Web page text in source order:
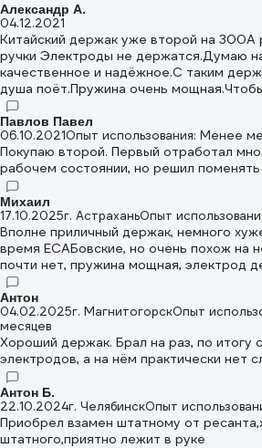
Александр А.
04.12.2021
Китайский держак уже второй на 300А
ручки Электроды не держатся.Думаю
качественное и надёжное.С таким
душа поёт.Пружина очень
Павлов Павел
06.10.2021Опыт использования: Менее
Покупаю второй. Первый отработал
рабочем состоянии, но решил поменять
Михаил
17.10.2025г. АстраханьОпыт
Вполне приличный держак, немного
время ЕСАБовские, но очень похож на
почти нет, пружина мощная, электрод
Антон
04.02.2025г. МагнитогорскОпыт
месяцев
Хороший держак. Брал на раз, по итогу
электродов, а на нём практически нет
Антон Б.
22.10.2024г. ЧелябинскОпыт
Приобрел взамен штатному от
штатного,приятно лежит в руке